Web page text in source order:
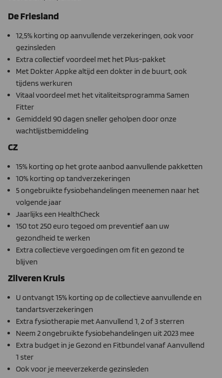
De Friesland
12,5% korting op aanvullende verzekeringen, ook voor
gezinsleden
Extra collectief voordeel met het Plus-pakket
Met Dokter Appke altijd een dokter in de buurt, ook
tijdens werkuren
Vitaal voordeel met het vitaliteitsprogramma Samen
Fitter
Gemiddeld 90 dagen sneller geholpen door onze
wachtlijstbemiddeling
CZ
15% korting op het grote aanbod aanvullende pakketten
10% korting op tandverzekeringen
5 ongebruikte fysiobehandelingen meenemen naar het
volgende jaar
Jaarlijks een HealthCheck
150 tot 250 euro tegoed om preventief aan uw
gezondheid te werken
Extra collectieve vergoedingen om fit en gezond te
blijven
Zilveren Kruis
U ontvangt 15% korting op de collectieve aanvullende en
tandartsverzekeringen
Extra fysiotherapie met Aanvullend 1, 2 of 3 sterren
Neem 2 ongebruikte fysiobehandelingen uit 2023 mee
Extra budget in je Gezond en Fitbundel vanaf Aanvullend
1 ster
Ook voor je meeverzekerde gezinsleden